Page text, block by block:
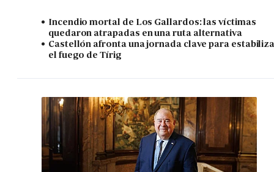
Incendio mortal de Los Gallardos: las víctimas
quedaron atrapadas en una ruta alternativa
Castellón afronta una jornada clave para
el fuego de Tírig